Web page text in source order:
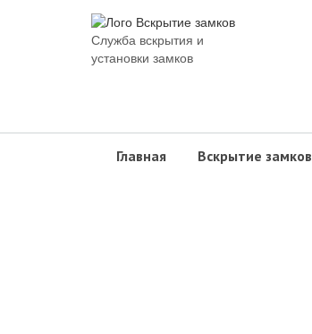
Служба вскрытия и
установки замков
Главная Вскрытие замков